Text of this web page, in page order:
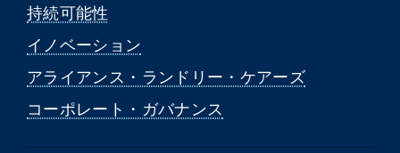
持続可能性
イノベーション
アライアンス・ランドリー・ケアーズ
コーポレート・ガバナンス